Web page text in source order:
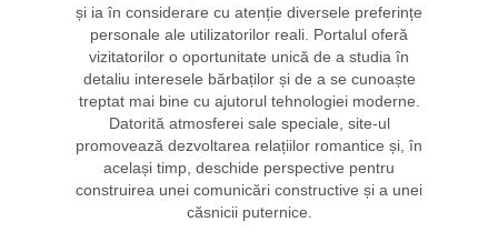
și ia în considerare cu atenție diversele preferințe
personale ale utilizatorilor reali. Portalul oferă
vizitatorilor o oportunitate unică de a studia în
detaliu interesele bărbaților și de a se cunoaște
treptat mai bine cu ajutorul tehnologiei moderne.
Datorită atmosferei sale speciale, site-ul
promovează dezvoltarea relațiilor romantice și, în
același timp, deschide perspective pentru
construirea unei comunicări constructive și a unei
căsnicii puternice.